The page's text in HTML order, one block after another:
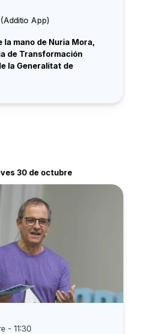
App)
la mano de Nuria Mora,
de Transformación
la Generalitat de
30 de octubre
- 11:30